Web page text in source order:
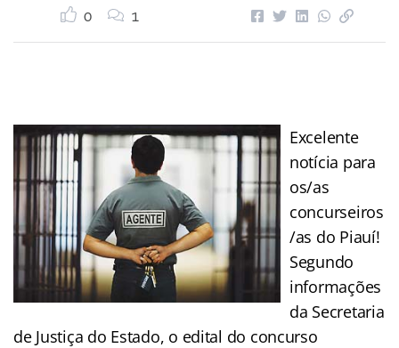
0 1
Excelente
notícia para
os/as
concurseiros
/as do Piauí!
Segundo
informações
da Secretaria
de Justiça do Estado, o edital do concurso